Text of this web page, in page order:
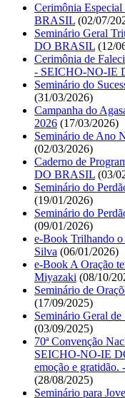
Cerimônia
BRASIL (02/07/
Seminário Geral
DO BRASIL (12/
Cerimônia de
- SEICHO-NO-IE
Seminário do
(31/03/2026)
Campanha do
2026 (17/03/2026)
Seminário de Ano
(02/03/2026)
Caderno de
DO BRASIL (03/
Seminário do
(19/01/2026)
Seminário do
(09/01/2026)
e-Book Trilhando
Silva (06/01/2026)
e-Book A Oração
Miyazaki (08/10/
Seminário de
(17/09/2025)
Seminário Geral
(03/09/2025)
70ª Convenção
SEICHO-NO-IE
emoção e
(28/08/2025)
Seminário para